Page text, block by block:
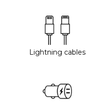
Lightning cables